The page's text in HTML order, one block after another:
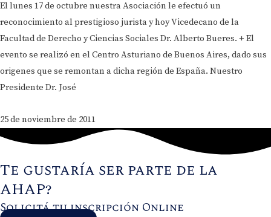
El lunes 17 de octubre nuestra Asociación le efectuó un
reconocimiento al prestigioso jurista y hoy Vicedecano de la
Facultad de Derecho y Ciencias Sociales Dr. Alberto Bueres. + El
evento se realizó en el Centro Asturiano de Buenos Aires, dado sus
origenes que se remontan a dicha región de España. Nuestro
Presidente Dr. José
25 de noviembre de 2011
Te gustaría ser parte de la
AHAP?
Solicitá tu inscripción Online